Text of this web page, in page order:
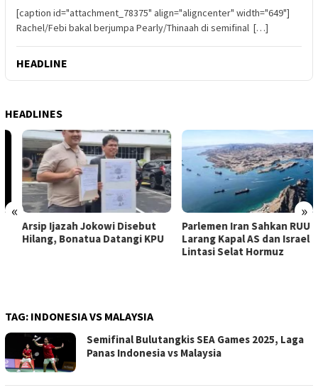
[caption id="attachment_78375" align="aligncenter" width="649"]
Rachel/Febi bakal berjumpa Pearly/Thinaah di semifinal […]
HEADLINE
HEADLINES
« »
Arsip Ijazah Jokowi Disebut
Hilang, Bonatua Datangi KPU
Parlemen Iran Sahkan RUU
Larang Kapal AS dan Israel
Lintasi Selat Hormuz
TAG: INDONESIA VS MALAYSIA
Semifinal Bulutangkis SEA Games 2025, Laga
Panas Indonesia vs Malaysia